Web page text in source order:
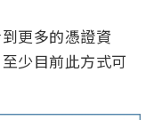
更多的憑證資
少目前此方式可